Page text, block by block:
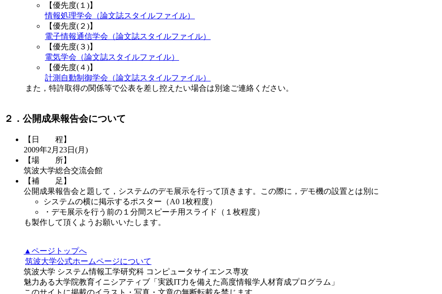
【優先度(１)】
情報処理学会（論文誌スタイルファイル）
【優先度(２)】
電子情報通信学会（論文誌スタイルファイル）
【優先度(３)】
電気学会（論文誌スタイルファイル）
【優先度(４)】
計測自動制御学会（論文誌スタイルファイル）
また，特許取得の関係等で公表を差し控えたい場合は別途ご連絡ください。
２．公開成果報告会について
【日 程】
2009年2月23日(月)
【場 所】
筑波大学総合交流会館
【補 足】
公開成果報告会と題して，システムのデモ展示を行って頂きます。この際に，デモ機の設置とは別に
システムの横に掲示するポスター（A0 1枚程度）
・デモ展示を行う前の１分間スピーチ用スライド（１枚程度）
も製作して頂くようお願いいたします。
▲ページトップへ
筑波大学公式ホームページについて
筑波大学 システム情報工学研究科 コンピュータサイエンス専攻
魅力ある大学院教育イニシアティブ「実践IT力を備えた高度情報学人材育成プログラム」
このサイトに掲載のイラスト・写真・文章の無断転載を禁じます。